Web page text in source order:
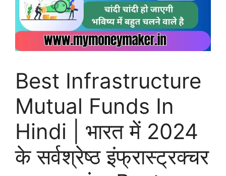
Best Infrastructure
Mutual Funds In
Hindi | भारत में 2024
के सर्वश्रेष्ठ इंफ्रास्ट्रक्चर